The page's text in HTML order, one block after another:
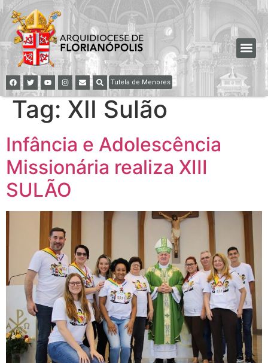
Tutela de Menores
Tag: XII Sulão
Infância e Adolescência
Missionária realiza XIII
SULÃO